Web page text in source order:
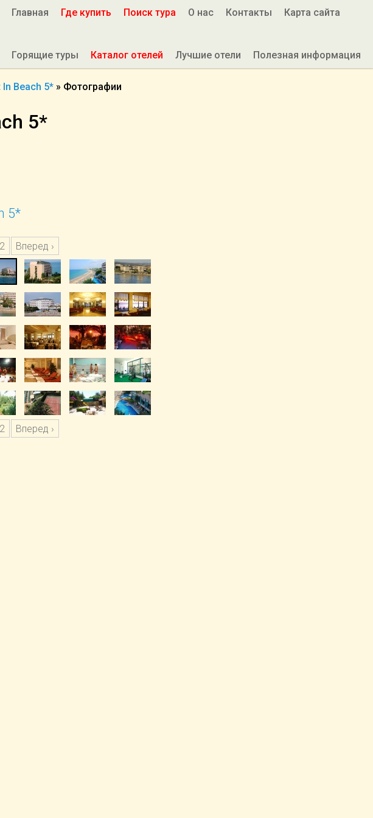
Главная Где купить Поиск тура О нас Контакты Карта сайта
Горящие туры Каталог отелей Лучшие отели Полезная информация
Beach 5* » Фотографии
5*
5*
2 Вперед ›
2 Вперед ›